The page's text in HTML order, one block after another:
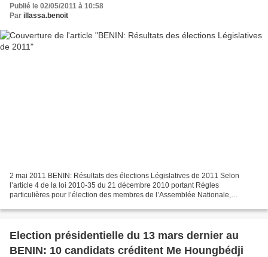
Publié le 02/05/2011 à 10:58
Par illassa.benoit
2 mai 2011 BENIN: Résultats des élections Législatives de 2011 Selon
l’article 4 de la loi 2010-35 du 21 décembre 2010 portant Règles
particulières pour l’élection des membres de l’Assemblée Nationale,
Election présidentielle du 13 mars dernier au
BENIN: 10 candidats créditent Me Houngbédji